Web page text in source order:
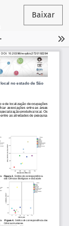
Baixar